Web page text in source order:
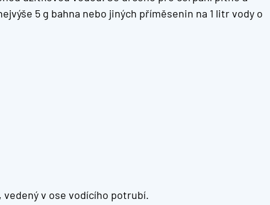
5 g bahna nebo jiných příměsenin na 1 litr vody o
v ose vodícího potrubí.